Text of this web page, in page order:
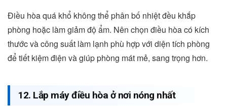
Điều hòa quá khổ không thể phân bố nhiệt đều khắp
phòng hoặc làm giảm độ ẩm. Nên chọn điều hòa có kích
thước và công suất làm lạnh phù hợp với diện tích phòng
để tiết kiệm điện và giúp phòng mát mẻ, sang trọng hơn.
12. Lắp máy điều hòa ở nơi nóng nhất